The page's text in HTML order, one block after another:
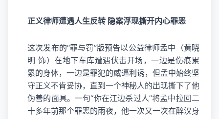
正义律师遭遇人生反转 隐案浮现撕开内心罪恶
这次发布的“罪与罚”版预告以公益律师孟中（黄晓
明 饰）在地下车库遭遇伏击开场，一边是伤痕累
累的身体，一边是罪犯的威逼利诱，但孟中始终坚
守正义不肯妥协，直到一个神秘人的出现撕下了他
伪善的面具。一句“你在江边杀过人”将孟中拉回二
十多年前那个罪恶的雨夜，他一次又一次在醉汉身